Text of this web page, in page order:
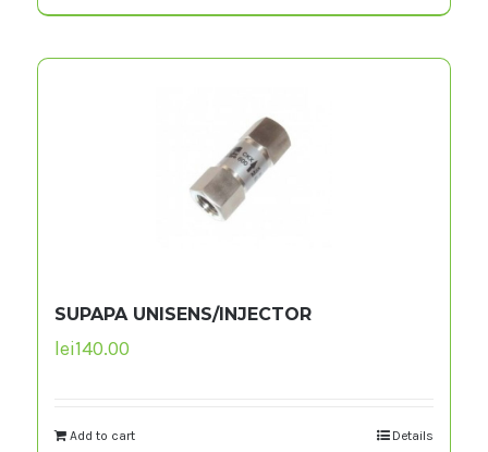
SUPAPA UNISENS/INJECTOR
lei140.00
Add to cart Details